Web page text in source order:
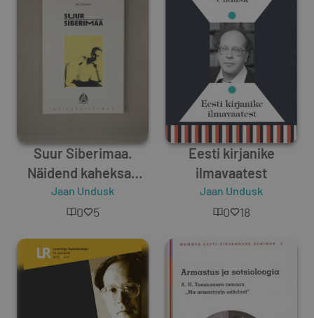
Suur Siberimaa.
Näidend kaheksas
pildis proloogi ja
epiloogiga
Jaan Undusk
0 5
Eesti kirjanike
ilmavaatest
Jaan Undusk
0 18